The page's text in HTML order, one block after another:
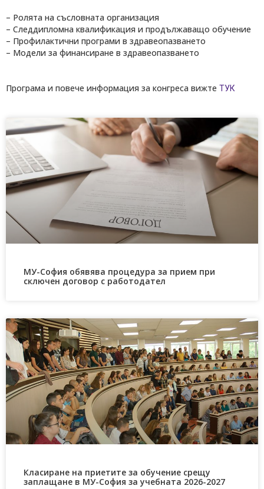
– Ролята на съсловната организация
– Следдипломна квалификация и продължаващо обучение
– Профилактични програми в здравеопазването
– Модели за финансиране в здравеопазването
Програма и повече информация за конгреса вижте ТУК
МУ-София обявява процедура за прием при
сключен договор с работодател
Класиране на приетите за обучение срещу
заплащане в МУ-София за учебната 2026-2027